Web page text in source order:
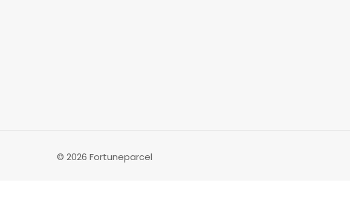
© 2026 Fortuneparcel